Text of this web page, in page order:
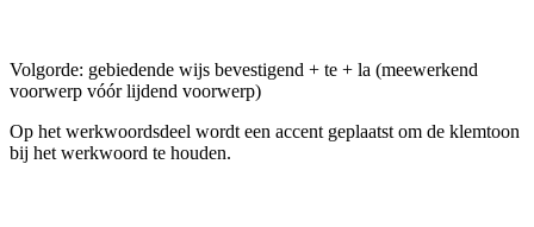
Volgorde: gebiedende wijs bevestigend + te + la (meewerkend
voorwerp vóór lijdend voorwerp)
Op het werkwoordsdeel wordt een accent geplaatst om de klemtoon
bij het werkwoord te houden.